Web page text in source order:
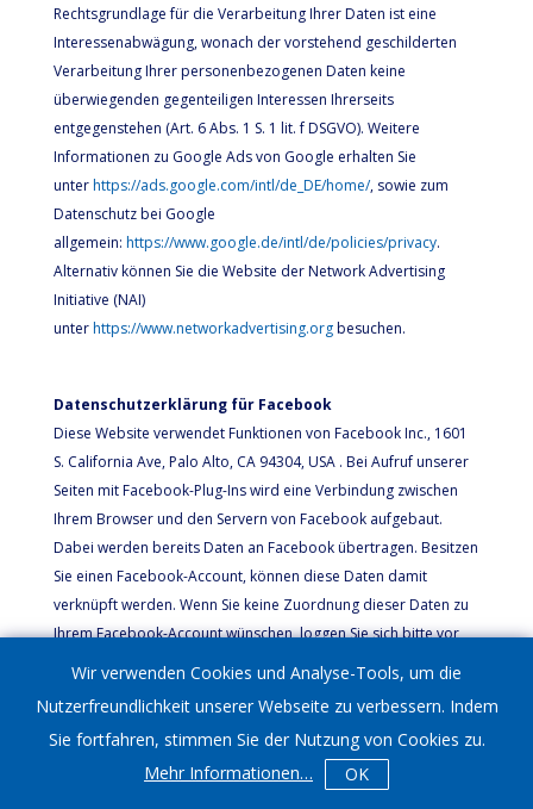
Rechtsgrundlage für die Verarbeitung Ihrer Daten ist eine
Interessenabwägung, wonach der vorstehend geschilderten
Verarbeitung Ihrer personenbezogenen Daten keine
überwiegenden gegenteiligen Interessen Ihrerseits
entgegenstehen (Art. 6 Abs. 1 S. 1 lit. f DSGVO). Weitere
Informationen zu Google Ads von Google erhalten Sie
unterhttps://ads.google.com/intl/de_DE/home/, sowie zum
Datenschutz bei Google
allgemein: https://www.google.de/intl/de/policies/privacy.
Alternativ können Sie die Website der Network Advertising
Initiative (NAI)
unterhttps://www.networkadvertising.orgbesuchen.
Datenschutzerklärung für Facebook
Diese Website verwendet Funktionen von Facebook Inc., 1601
S. California Ave, Palo Alto, CA 94304, USA . Bei Aufruf unserer
Seiten mit Facebook-Plug-Ins wird eine Verbindung zwischen
Ihrem Browser und den Servern von Facebook aufgebaut.
Dabei werden bereits Daten an Facebook übertragen. Besitzen
Sie einen Facebook-Account, können diese Daten damit
verknüpft werden. Wenn Sie keine Zuordnung dieser Daten zu
Ihrem Facebook-Account wünschen, loggen Sie sich bitte vor
dem Besuch unserer Seite bei Facebook aus. Interaktionen,
insbesondere das Nutzen einer Kommentarfunktion oder das
Anklicken eines „Like“- oder „Teilen“-Buttons werden ebenfalls
an Facebook weitergegeben. Mehr erfahren Sie
https://de-de.facebook.com/about/privacy
Wir verwenden Cookies und Analyse-Tools, um die
Nutzerfreundlichkeit unserer Webseite zu verbessern. Indem
Sie fortfahren, stimmen Sie der Nutzung von Cookies zu.
Mehr Informationen… OK